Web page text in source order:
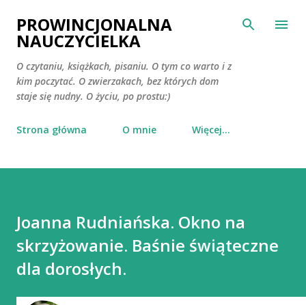
Przejdź do głównej zawartości
PROWINCJONALNA
NAUCZYCIELKA
O czytaniu, książkach, pisaniu. O tym co warto i z
kim poczytać. O zwierzakach, bez których dom
staje się nudny. O życiu, po prostu:)
Strona główna O mnie Więcej…
Joanna Rudniańska. Okno na
skrzyżowanie. Baśnie świąteczne
dla dorosłych.